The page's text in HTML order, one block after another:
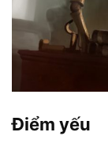
Điểm yếu